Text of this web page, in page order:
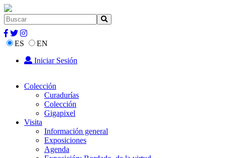
ES
EN
Iniciar Sesión
Colección
Curadurías
Colección
Gigapixel
Visita
Información general
Exposiciones
Agenda